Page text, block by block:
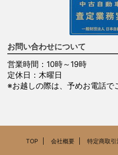
お問い合わせについて
営業時間：10時～19時
定休日：木曜日
※お越しの際は、予めお電話で
TOP 会社概要 特定商取引